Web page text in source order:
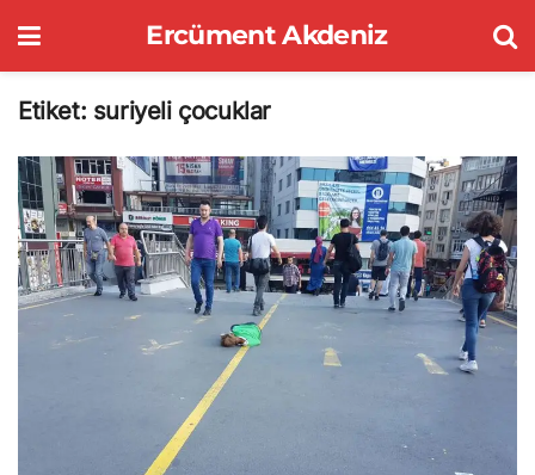
Ercüment Akdeniz
Etiket: suriyeli çocuklar